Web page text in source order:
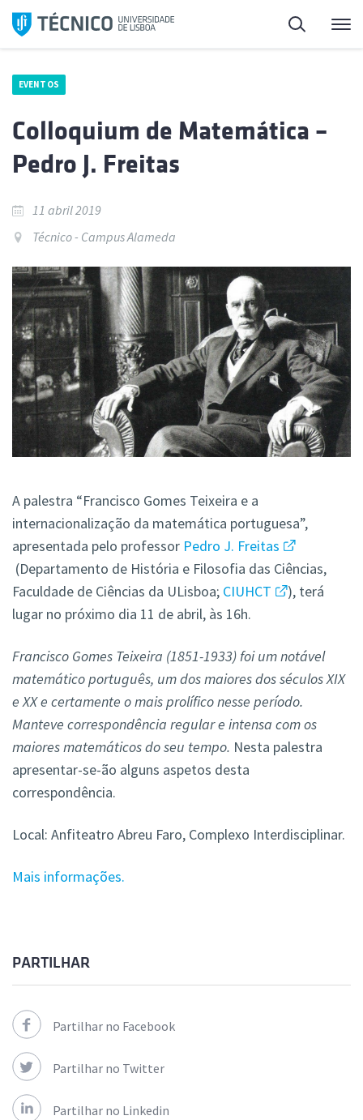
Saltar
para
Pesquisa
EVENTOS
Colloquium de Matemática –
Pedro J. Freitas
11 abril 2019
Técnico - Campus Alameda
A palestra “Francisco Gomes Teixeira e a
internacionalização da matemática portuguesa”,
apresentada pelo professor Pedro J. Freitas
(Departamento de História e Filosofia das Ciências,
Faculdade de Ciências da ULisboa; CIUHCT
), terá
lugar no próximo dia 11 de abril, às 16h.
Francisco Gomes Teixeira (1851-1933) foi um notável
matemático português, um dos maiores dos séculos XIX
e XX e certamente o mais prolífico nesse período.
Manteve correspondência regular e intensa com os
maiores matemáticos do seu tempo. Nesta palestra
apresentar-se-ão alguns aspetos desta
correspondência.
Local: Anfiteatro Abreu Faro, Complexo Interdisciplinar.
Mais informações.
PARTILHAR
Partilhar no Facebook
Partilhar no Twitter
Partilhar no Linkedin